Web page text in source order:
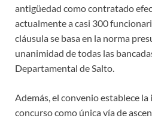
antigüedad como contratado
actualmente a casi 300
cláusula se basa en la norma
unanimidad de todas las
Departamental de Salto.
Además, el convenio establece
concurso como única vía de